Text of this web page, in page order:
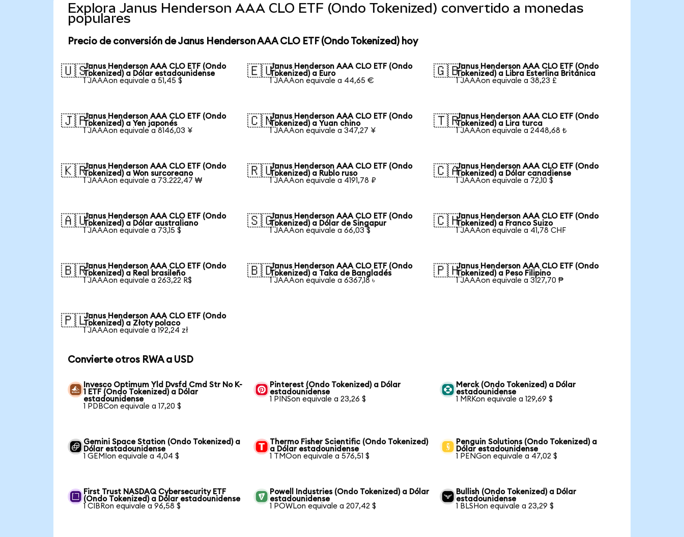
Explora Janus Henderson AAA CLO ETF (Ondo Tokenized) convertido a monedas
populares
Precio de conversión de Janus Henderson AAA CLO ETF (Ondo Tokenized) hoy
🇺🇸Janus Henderson AAA CLO ETF (Ondo
Tokenized) a Dólar estadounidense
1 JAAAon equivale a 51,45 $
🇪🇺Janus Henderson AAA CLO ETF (Ondo
Tokenized) a Euro
1 JAAAon equivale a 44,65 €
🇬🇧Janus Henderson AAA CLO ETF (Ondo
Tokenized) a Libra Esterlina Británica
1 JAAAon equivale a 38,23 £
🇯🇵Janus Henderson AAA CLO ETF (Ondo
Tokenized) a Yen japonés
1 JAAAon equivale a 8146,03 ¥
🇨🇳Janus Henderson AAA CLO ETF (Ondo
Tokenized) a Yuan chino
1 JAAAon equivale a 347,27 ¥
🇹🇷Janus Henderson AAA CLO ETF (Ondo
Tokenized) a Lira turca
1 JAAAon equivale a 2448,68 ₺
🇰🇷Janus Henderson AAA CLO ETF (Ondo
Tokenized) a Won surcoreano
1 JAAAon equivale a 73.222,47 ₩
🇷🇺Janus Henderson AAA CLO ETF (Ondo
Tokenized) a Rublo ruso
1 JAAAon equivale a 4191,78 ₽
🇨🇦Janus Henderson AAA CLO ETF (Ondo
Tokenized) a Dólar canadiense
1 JAAAon equivale a 72,10 $
🇦🇺Janus Henderson AAA CLO ETF (Ondo
Tokenized) a Dólar australiano
1 JAAAon equivale a 73,15 $
🇸🇬Janus Henderson AAA CLO ETF (Ondo
Tokenized) a Dólar de Singapur
1 JAAAon equivale a 66,03 $
🇨🇭Janus Henderson AAA CLO ETF (Ondo
Tokenized) a Franco Suizo
1 JAAAon equivale a 41,78 CHF
🇧🇷Janus Henderson AAA CLO ETF (Ondo
Tokenized) a Real brasileño
1 JAAAon equivale a 263,22 R$
🇧🇩Janus Henderson AAA CLO ETF (Ondo
Tokenized) a Taka de Bangladés
1 JAAAon equivale a 6367,18 ৳
🇵🇭Janus Henderson AAA CLO ETF (Ondo
Tokenized) a Peso Filipino
1 JAAAon equivale a 3127,70 ₱
🇵🇱Janus Henderson AAA CLO ETF (Ondo
Tokenized) a Złoty polaco
1 JAAAon equivale a 192,24 zł
Convierte otros RWA a USD
Invesco Optimum Yld Dvsfd Cmd Str No K-
1 ETF (Ondo Tokenized) a Dólar
estadounidense
1 PDBCon equivale a 17,20 $
Pinterest (Ondo Tokenized) a Dólar
estadounidense
1 PINSon equivale a 23,26 $
Merck (Ondo Tokenized) a Dólar
estadounidense
1 MRKon equivale a 129,69 $
Gemini Space Station (Ondo Tokenized) a
Dólar estadounidense
1 GEMIon equivale a 4,04 $
Thermo Fisher Scientific (Ondo Tokenized)
a Dólar estadounidense
1 TMOon equivale a 576,51 $
Penguin Solutions (Ondo Tokenized) a
Dólar estadounidense
1 PENGon equivale a 47,02 $
First Trust NASDAQ Cybersecurity ETF
(Ondo Tokenized) a Dólar estadounidense
1 CIBRon equivale a 96,58 $
Powell Industries (Ondo Tokenized) a Dólar
estadounidense
1 POWLon equivale a 207,42 $
Bullish (Ondo Tokenized) a Dólar
estadounidense
1 BLSHon equivale a 23,29 $